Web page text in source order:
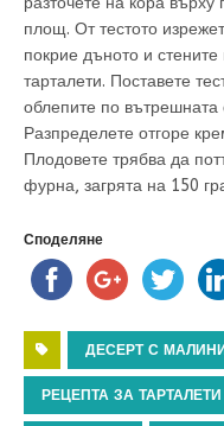
площ. От тестото
покрие дъното и
тарталети. Поставете
облепите по вътрешната
Разпределете отгоре
Плодовете трябва да
фурна, загрята на 150
Споделяне
ДЕСЕРТ С МАЛИНИ
РЕЦЕПТА ЗА ТАРТАЛЕТИ